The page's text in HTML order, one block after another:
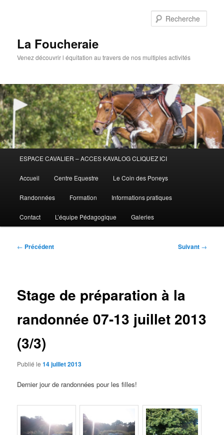
La Foucheraie
Venez découvrir l équitation au travers de nos multiples activités
principal
ESPACE CAVALIER – ACCES KAVALOG CLIQUEZ ICI
Accueil Centre Equestre Le Coin des Poneys
Randonnées Formation Informations pratiques
Contact L’équipe Pédagogique Galeries
Navigation
← Précédent Suivant →
Stage de préparation à la
randonnée 07-13 juillet 2013
(3/3)
Publié le14 juillet 2013
Dernier jour de randonnées pour les filles!